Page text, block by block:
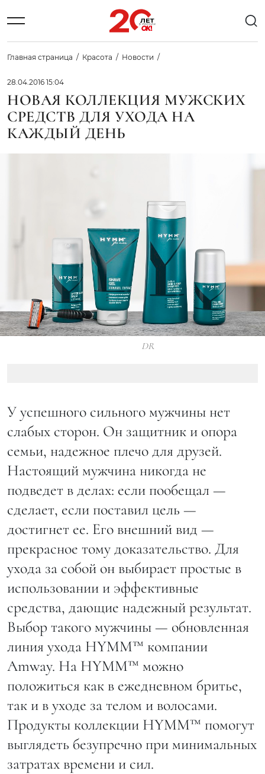
Главная страница Красота Новости
28.04.2016 15:04
НОВАЯ КОЛЛЕКЦИЯ МУЖСКИХ
СРЕДСТВ ДЛЯ УХОДА НА
КАЖДЫЙ ДЕНЬ
DR
У успешного сильного мужчины нет
слабых сторон. Он защитник и опора
семьи, надежное плечо для друзей.
Настоящий мужчина никогда не
подведет в делах: если пообещал —
сделает, если поставил цель —
достигнет ее. Его внешний вид —
прекрасное тому доказательство. Для
ухода за собой он выбирает простые в
использовании и эффективные
средства, дающие надежный результат.
Выбор такого мужчины — обновленная
линия ухода HYMM™ компании
Amway. На HYMM™ можно
положиться как в ежедневном бритье,
так и в уходе за телом и волосами.
Продукты коллекции HYMM™ помогут
выглядеть безупречно при минимальных
затратах времени и сил.